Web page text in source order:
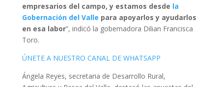
empresarios del campo, y estamos desde la
Gobernación del Valle para apoyarlos y ayudarlos
en esa labor”, indicó la gobernadora Dilian Francisca
Toro.
ÚNETE A NUESTRO CANAL DE WHATSAPP
Ángela Reyes, secretaria de Desarrollo Rural,